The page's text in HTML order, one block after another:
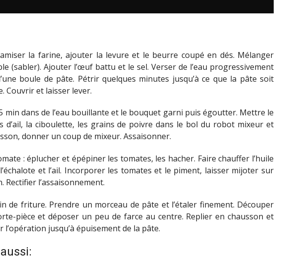
la farine, ajouter la levure et le beurre coupé en dés. Mélanger
(sabler). Ajouter l’œuf battu et le sel. Verser de l’eau progressivement
boule de pâte. Pétrir quelques minutes jusqu’à ce que la pâte soit
Couvrir et laisser lever.
min dans de l’eau bouillante et le bouquet garni puis égoutter. Mettre le
d’ail, la ciboulette, les grains de poivre dans le bol du robot mixeur et
donner un coup de mixeur. Assaisonner.
: éplucher et épépiner les tomates, les hacher. Faire chauffer l’huile
et l’ail. Incorporer les tomates et le piment, laisser mijoter sur
Rectifier l’assaisonnement.
de friture. Prendre un morceau de pâte et l’étaler finement. Découper
pièce et déposer un peu de farce au centre. Replier en chausson et
l’opération jusqu’à épuisement de la pâte.